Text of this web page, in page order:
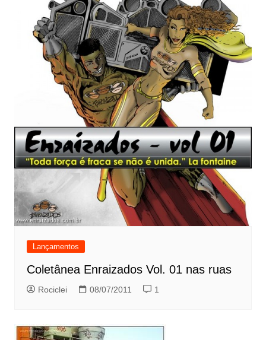
Lançamentos
Coletânea Enraizados Vol. 01 nas ruas
Rociclei 08/07/2011 1